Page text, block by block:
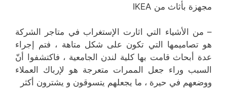
مجهزة بأثاث من IKEA
– من الأشياء التي اثارت الإستغراب في متاجر الشركة
هو تصاميمها التي تكون على شكل متاهة ، فتم إجراء
عدة أبحاث قامت بها كلية لندن الجامعية ، فاكتشفوا أنّ
السبب وراء جعل الممرات متعرجة هو لإرباك العملاء
ووضعهم في حيرة ، ما يجعلهم يتسوقون و يشترون أكثر